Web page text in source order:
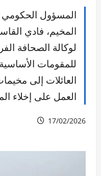
المسؤول الحكومي
المخيم، فادي
لوكالة الصحافة
للمقومات
العائلات إلى
العمل على إخلاء
17/02/2026